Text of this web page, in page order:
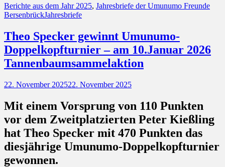
Kategorien
Berichte aus dem Jahr 2025, Jahresbriefe der Umunumo Freunde
BersenbrückSchlagworte
Jahresbriefe
Theo Specker gewinnt Umunumo-
Doppelkopfturnier – am 10.Januar 2026
Tannenbaumsammelaktion
Posted
22. November 202522. November 2025
Mit einem Vorsprung von 110 Punkten
vor dem Zweitplatzierten Peter Kießling
hat Theo Specker mit 470 Punkten das
diesjährige Umunumo-Doppelkopfturnier
gewonnen.